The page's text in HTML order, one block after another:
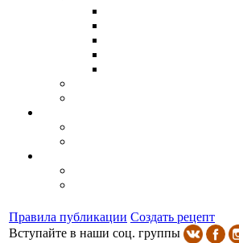
Правила публикации Создать рецепт
Вступайте в наши соц. группы